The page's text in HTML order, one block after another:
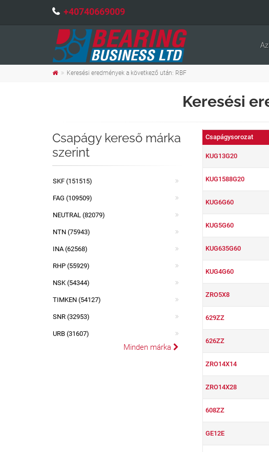
+40740669009
Keresési eredmények a következő után: RBF
Keresési
Csapágysorozat
KUG13G20
KUG1588G20
KUG6G60
KUG5G60
KUG635G60
KUG4G60
ZRO5X8
629ZZ
626ZZ
ZRO14X14
ZRO14X28
608ZZ
GE12E
Csapágy kereső márka
szerint
SKF (151515)
FAG (109509)
NEUTRAL (82079)
NTN (75943)
INA (62568)
RHP (55929)
NSK (54344)
TIMKEN (54127)
SNR (32953)
URB (31607)
Minden márka